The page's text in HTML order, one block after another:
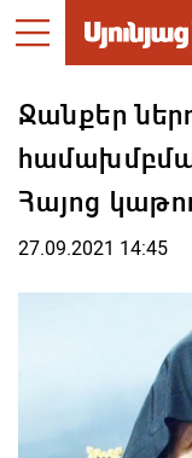
Ջանքեր
Հայոց
27.09.2021 14:45